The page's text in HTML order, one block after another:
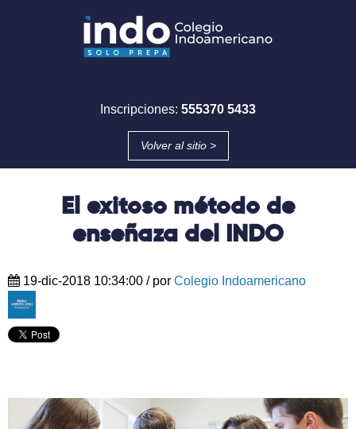
Inscripciones: 555370 5433
Volver al sitio >
El exitoso método de
enseñaza del INDO
19-dic-2018 10:34:00 / por Colegio Indoamericano